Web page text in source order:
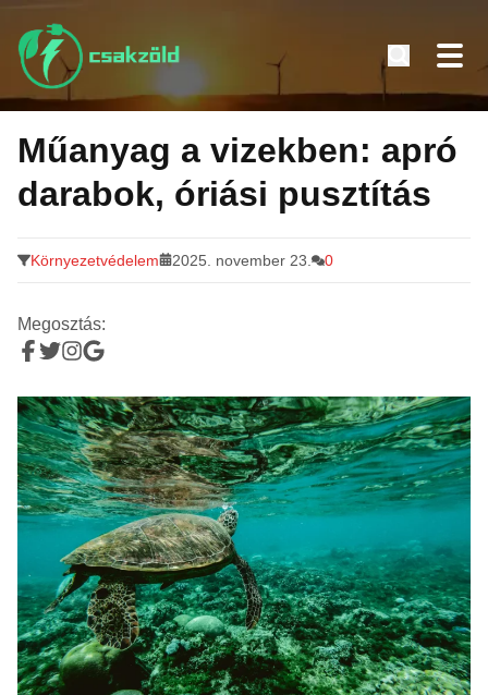
Tovább
tartalomra
Műanyag a vizekben: apró
darabok, óriási pusztítás
Környezetvédelem 2025. november 23. 0
Megosztás: